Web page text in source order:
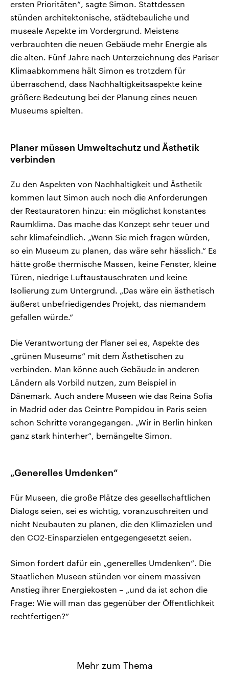
ersten Prioritäten“, sagte Simon. Stattdessen
stünden architektonische, städtebauliche und
museale Aspekte im Vordergrund. Meistens
verbrauchten die neuen Gebäude mehr Energie als
die alten. Fünf Jahre nach Unterzeichnung des Pariser
Klimaabkommens hält Simon es trotzdem für
überraschend, dass Nachhaltigkeitsaspekte keine
größere Bedeutung bei der Planung eines neuen
Museums spielten.
Planer müssen Umweltschutz und Ästhetik
verbinden
Zu den Aspekten von Nachhaltigkeit und Ästhetik
kommen laut Simon auch noch die Anforderungen
der Restauratoren hinzu: ein möglichst konstantes
Raumklima. Das mache das Konzept sehr teuer und
sehr klimafeindlich. „Wenn Sie mich fragen würden,
so ein Museum zu planen, das wäre sehr hässlich.“ Es
hätte große thermische Massen, keine Fenster, kleine
Türen, niedrige Luftaustauschraten und keine
Isolierung zum Untergrund. „Das wäre ein ästhetisch
äußerst unbefriedigendes Projekt, das niemandem
gefallen würde.“
Die Verantwortung der Planer sei es, Aspekte des
„grünen Museums“ mit dem Ästhetischen zu
verbinden. Man könne auch Gebäude in anderen
Ländern als Vorbild nutzen, zum Beispiel in
Dänemark. Auch andere Museen wie das Reina Sofia
in Madrid oder das Ceintre Pompidou in Paris seien
schon Schritte vorangegangen. „Wir in Berlin hinken
ganz stark hinterher“, bemängelte Simon.
„Generelles Umdenken“
Für Museen, die große Plätze des gesellschaftlichen
Dialogs seien, sei es wichtig, voranzuschreiten und
nicht Neubauten zu planen, die den Klimazielen und
den CO2-Einsparzielen entgegengesetzt seien.
Simon fordert dafür ein „generelles Umdenken“. Die
Staatlichen Museen stünden vor einem massiven
Anstieg ihrer Energiekosten – „und da ist schon die
Frage: Wie will man das gegenüber der Öffentlichkeit
rechtfertigen?“
Mehr zum Thema